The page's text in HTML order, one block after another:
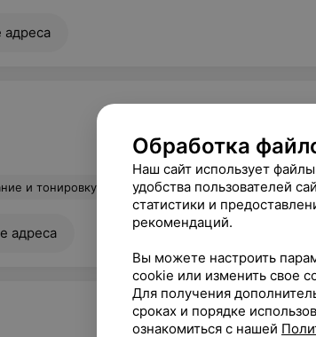
адреса
внимательно и ответственно относится ко своей работе и желанию клиента! Тонировку делала первый раз в жизни! Екатерина помогла подобрать цвет, который в результате привёл меня в полный восторг! Такого бомбического цвета у меня никогда не было! Спасибо вам огромное! Вы-супер! Еще
адреса
Обработка
Наш сайт использует
удобства пользователей
статистики и
рекомендаций.
Вы можете настроить
cookie или изменить свое
Для получения
сроках и порядке
ознакомиться с нашей